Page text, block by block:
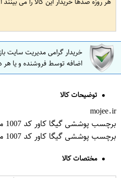
خریدار گرامی مدیریت سایت
اضافه توسط فروشنده و یا هر
توضیحات کالا
mojee.ir
برچسب پوششی گیگا کاور کد 1007 مناسب برای گوشی موبایل هوآوی P10 lite
برچسب پوششی گیگا کاور کد 1007 مناسب برای گوشی موبایل هوآوی P10 lite
مختصات کالا